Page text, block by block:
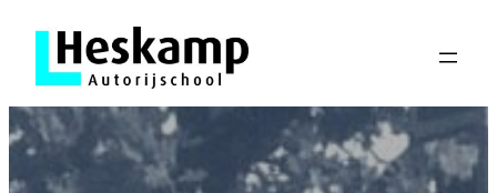
inhoud